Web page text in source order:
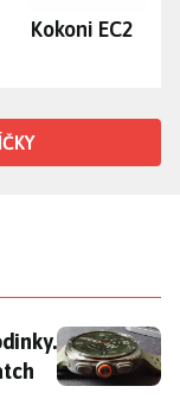
Kokoni EC2
Nová